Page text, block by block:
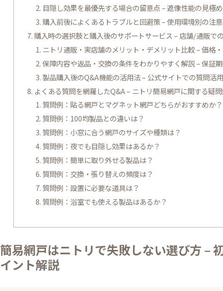
目隠し効果を最優先する場合の留意点 – 遮像性能の見極
購入前後によくあるトラブルと回避策 – 使用環境別の注
購入時の選択肢と購入後のサポートサービス – 店舗/通販で
ニトリ通販・実店舗のメリット・デメリット比較 – 価格
保障内容や返品・交換の条件をわかりやすく解説 – 保証
製品購入後のQ&A機能の活用法 – 公式サイトでの質問活
よくある質問を網羅したQ&A – ニトリ簡易網戸に関する疑
質問例：貼る網戸とマグネット網戸どちらがおすすめか？
質問例：100均製品との違いは？
質問例：小窓に合う網戸のサイズや種類は？
質問例：夜でも目隠し効果はあるか？
質問例：簡単に取り外せる製品は？
質問例：交換・張り替えの頻度は？
質問例：設置に必要な道具は？
質問例：浴室でも使える製品はあるか？
簡易網戸はニトリで失敗しない選び方 –
イント解説